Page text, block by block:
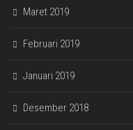
Maret 2019
Februari 2019
Januari 2019
Desember 2018